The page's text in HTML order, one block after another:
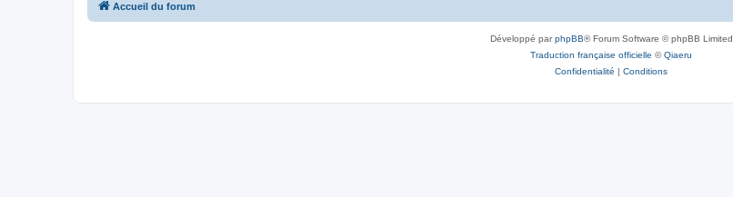
Accueil du forum
Développé parphpBB® Forum Software © phpBB Limited
Traduction française officielle ©Qiaeru
Confidentialité | Conditions